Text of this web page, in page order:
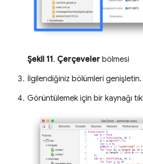
Şekil 11. Çerçeveler bölmesi
İlgilendiğiniz bölümleri genişletin.
Görüntülemek için bir kaynağı